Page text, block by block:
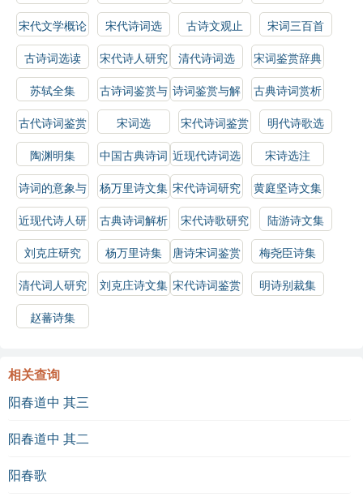
指南
技巧
选读
宋代文学概论 宋代诗词选 古诗文观止
宋词三百首
古诗词选读
宋代诗人研究 清代诗词选
宋词鉴赏辞典
苏轼全集
古诗词鉴赏与
分析
诗词鉴赏与解
析
古典诗词赏析
古代诗词鉴赏
指南
宋词选 宋代诗词鉴赏
明代诗歌选
陶渊明集
中国古典诗词
鉴赏指南
近现代诗词选
宋诗选注
诗词的意象与
情感
杨万里诗文集 宋代诗词研究
黄庭坚诗文集
近现代诗人研
究
古典诗词解析 宋代诗歌研究
陆游诗文集
刘克庄研究
杨万里诗集
唐诗宋词鉴赏
辞典
梅尧臣诗集
清代词人研究
刘克庄诗文集 宋代诗词鉴赏
明诗别裁集
赵蕃诗集
相关查询
阳春道中 其三
阳春道中 其二
阳春歌